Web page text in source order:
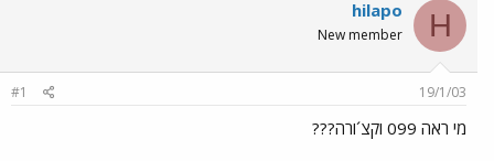
ת
ח
ה
ש
א
ר
ם
ר
H
hilapo
New member
19/1/03
#1
מי ראה 099 וקצ´ורה???